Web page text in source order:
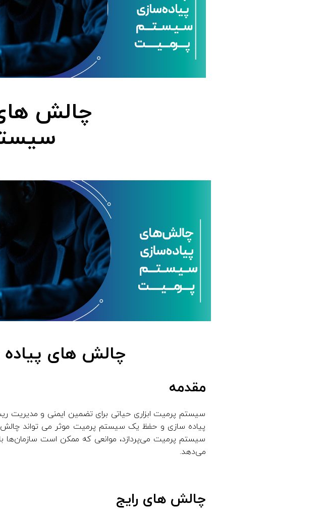
چالش های
مقدمه
سیستم پرمیت ابزاری حیاتی برای تضمین ایمنی و مدیریت
پیاده سازی و حفظ یک سیستم پرمیت موثر می تواند چالش
سیستم پرمیت می‌پردازد، موانعی که ممکن است سازمان‌ها
می‌دهد.
چالش های رایج